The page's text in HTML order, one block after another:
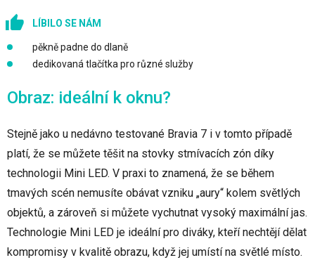
LÍBILO SE NÁM
pěkně padne do dlaně
dedikovaná tlačítka pro různé služby
Obraz: ideální k oknu?
Stejně jako u nedávno testované Bravia 7 i v tomto případě
platí, že se můžete těšit na stovky stmívacích zón díky
technologii Mini LED. V praxi to znamená, že se během
tmavých scén nemusíte obávat vzniku „aury“ kolem světlých
objektů, a zároveň si můžete vychutnat vysoký maximální jas.
Technologie Mini LED je ideální pro diváky, kteří nechtějí dělat
kompromisy v kvalitě obrazu, když jej umístí na světlé místo.